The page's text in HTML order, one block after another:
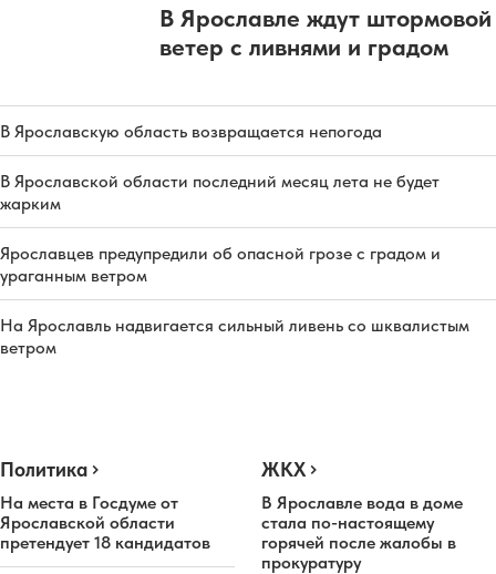
В Ярославле ждут штормовой
ветер с ливнями и градом
В Ярославскую область возвращается непогода
В Ярославской области последний месяц лета не будет
жарким
Ярославцев предупредили об опасной грозе с градом и
ураганным ветром
На Ярославль надвигается сильный ливень со шквалистым
ветром
Политика
На места в Госдуме от
Ярославской области
претендует 18 кандидатов
ЖКХ
В Ярославле вода в доме
стала по-настоящему
горячей после жалобы в
прокуратуру